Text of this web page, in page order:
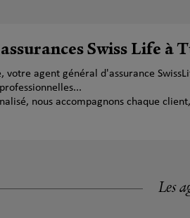
Swiss Life à
votre agent général d'assurance
nous accompagnons chaque
Les